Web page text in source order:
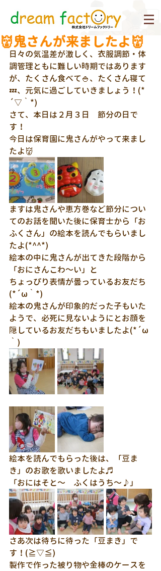
👹鬼さんが来ましたよ👹
日々の気温差が激しく、衣服調節・体
調管理ともに難しい時期ではあります
が、たくさん食べて🍚、たくさん寝て
💤、元気に過ごしていきましょう！(*
´▽｀*)
さて、本日は２月３日　節分の日で
す！
今日は保育園に鬼さんがやって来まし
たよ👹
ますは鬼さんや恵方巻など節分につい
てのお話を聞いた後に保育士から「お
ふくさん」の絵本を読んでもらいまし
たよ(*^^*)
絵本の中に鬼さんが出てきた段階から
「おにさんこわ～い」と
ちょっぴり表情が曇っているお友だち
(*´ω｀*)
絵本の鬼さんが印象的だった子もいた
ようで、必死に見ないようにとお顔を
隠しているお友だちもいましたよ(*´ω
｀)
絵本を読んでもらった後は、「豆ま
き」のお歌を歌いましたよ♬
「おにはそと～　ふくはうち～♪」
さあ次は待ちに待った「豆まき」で
す！(≧▽≦)
製作で作った被り物や金棒のケースを